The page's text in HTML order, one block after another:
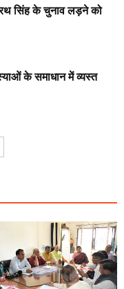
सिंह के चुनाव लड़ने को
के समाधान में व्यस्त